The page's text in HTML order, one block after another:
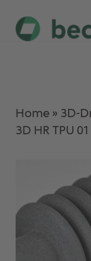
Skip
Skip
Workshops
Ersatzteile
Home» 3D-
3D HR TPU